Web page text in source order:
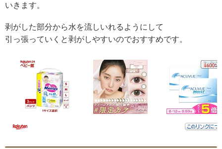
いきます。
剥がした部分から水を流しいれるようにして
引っ張っていくと剥がしやすいのでおすすめです。